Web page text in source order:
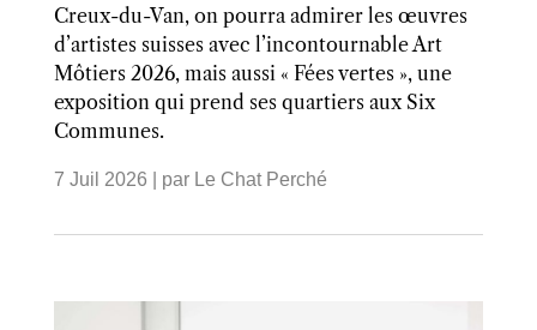
Creux-du-Van, on pourra admirer les œuvres
d’artistes suisses avec l’incontournable Art
Môtiers 2026, mais aussi « Fées vertes », une
exposition qui prend ses quartiers aux Six
Communes.
7 Juil 2026 | par Le Chat Perché